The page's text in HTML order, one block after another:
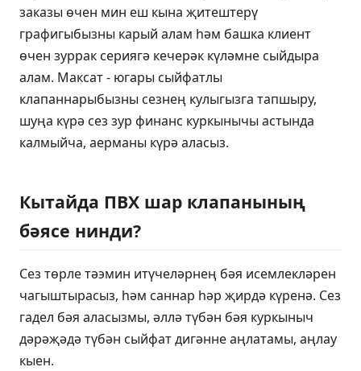
заказы өчен мин еш кына җитештерү
графигыбызны карый алам һәм башка клиент
өчен зуррак сериягә кечерәк күләмне сыйдыра
алам. Максат - югары сыйфатлы
клапаннарыбызны сезнең кулыгызга тапшыру,
шуңа күрә сез зур финанс куркынычы астында
калмыйча, аерманы күрә аласыз.
Кытайда ПВХ шар клапанының
бәясе нинди?
Сез төрле тәэмин итүчеләрнең бәя исемлекләрен
чагыштырасыз, һәм саннар һәр җирдә күренә. Сез
гадел бәя аласызмы, әллә түбән бәя куркыныч
дәрәҗәдә түбән сыйфат дигәнне аңлатамы, аңлау
кыен.